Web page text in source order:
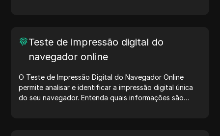
de trabalho — comece a gerar user agents hoje mesmo!
Teste de impressão digital do
navegador online
O Teste de Impressão Digital do Navegador Online
permite analisar e identificar a impressão digital única
do seu navegador. Entenda quais informações são